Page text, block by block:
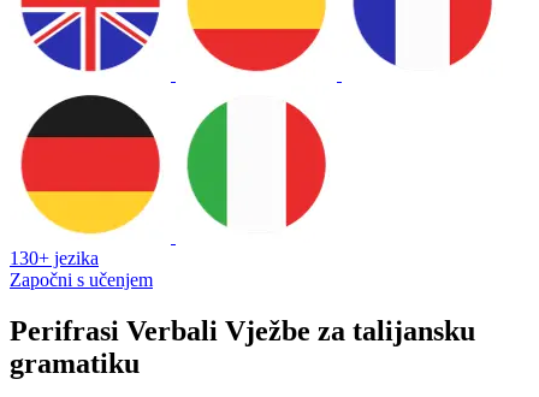
130+ jezika
Započni s učenjem
Perifrasi Verbali Vježbe za talijansku
gramatiku